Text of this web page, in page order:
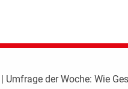
| Umfrage der Woche: Wie